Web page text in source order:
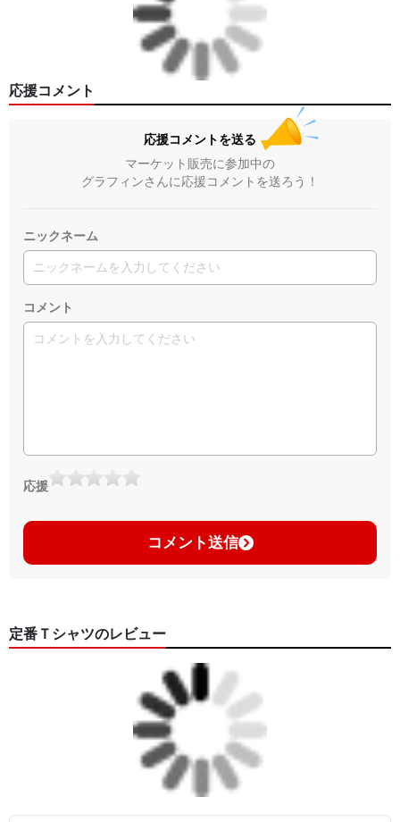
応援コメント
応援コメントを送る
マーケット販売に参加中の
グラフィンさんに応援コメントを送ろう！
ニックネーム
コメント
応援
コメント送信
定番Ｔシャツのレビュー